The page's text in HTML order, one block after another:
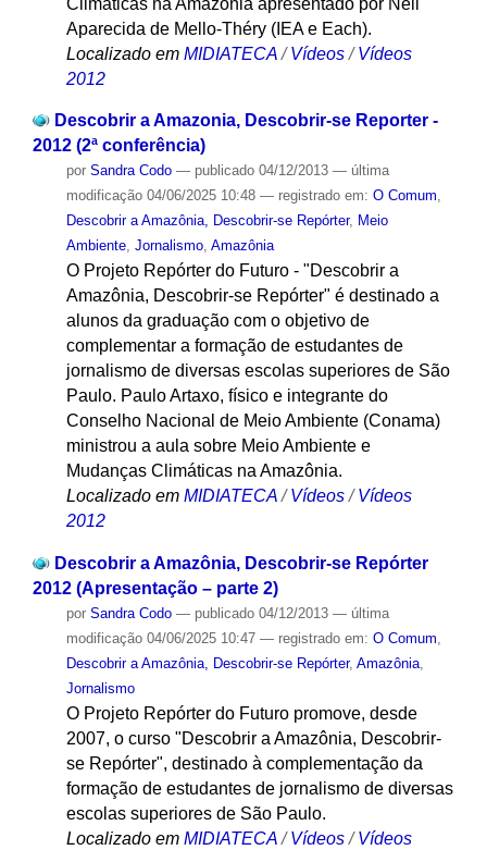
Aparecida de Mello-Théry (IEA e Each).
Localizado em MIDIATECA /Vídeos /Vídeos
2012
Descobrir a Amazonia, Descobrir-se Reporter -
2012 (2ª conferência)
por Sandra Codo — publicado04/12/2013 — última
modificação04/06/2025 10:48 — registrado em: O Comum,
Descobrir a Amazônia, Descobrir-se Repórter, Meio
Ambiente, Jornalismo, Amazônia
O Projeto Repórter do Futuro - "Descobrir a
Amazônia, Descobrir-se Repórter" é destinado a
alunos da graduação com o objetivo de
complementar a formação de estudantes de
jornalismo de diversas escolas superiores de São
Paulo. Paulo Artaxo, físico e integrante do
Conselho Nacional de Meio Ambiente (Conama)
ministrou a aula sobre Meio Ambiente e
Mudanças Climáticas na Amazônia.
Localizado em MIDIATECA / Vídeos / Vídeos
2012
Descobrir a Amazônia, Descobrir-se Repórter
2012 (Apresentação – parte 2)
por Sandra Codo — publicado04/12/2013 — última
modificação04/06/2025 10:47 — registrado em: O Comum,
Descobrir a Amazônia, Descobrir-se Repórter, Amazônia,
Jornalismo
O Projeto Repórter do Futuro promove, desde
2007, o curso "Descobrir a Amazônia, Descobrir-
se Repórter", destinado à complementação da
formação de estudantes de jornalismo de diversas
escolas superiores de São Paulo.
Localizado em MIDIATECA /Vídeos /Vídeos